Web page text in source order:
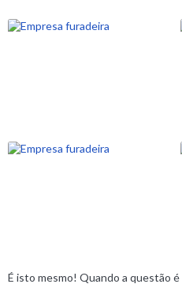
É isto mesmo! Quando a questão é